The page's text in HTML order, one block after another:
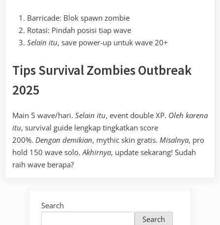
Barricade: Blok spawn zombie
Rotasi: Pindah posisi tiap wave
Selain itu, save power-up untuk wave 20+
Tips Survival Zombies Outbreak
2025
Main 5 wave/hari. Selain itu, event double XP. Oleh karena
itu, survival guide lengkap tingkatkan score
200%. Dengan demikian, mythic skin gratis. Misalnya, pro
hold 150 wave solo.Akhirnya, update sekarang! Sudah
raih wave berapa?
Search
Search